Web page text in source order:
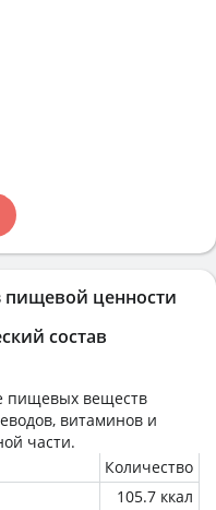
пищевой ценности
состав
пищевых веществ
витаминов и
части.
Количество
105.7 ккал